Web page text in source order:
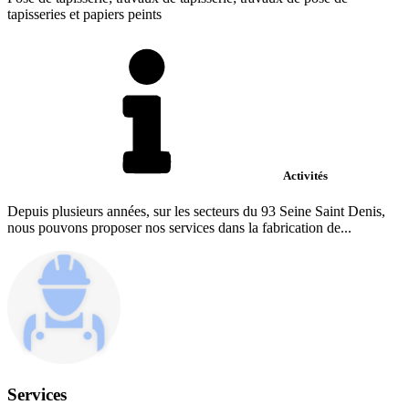
tapisseries et papiers peints
Activités
Depuis plusieurs années, sur les secteurs du 93 Seine Saint Denis,
nous pouvons proposer nos services dans la fabrication de...
Services